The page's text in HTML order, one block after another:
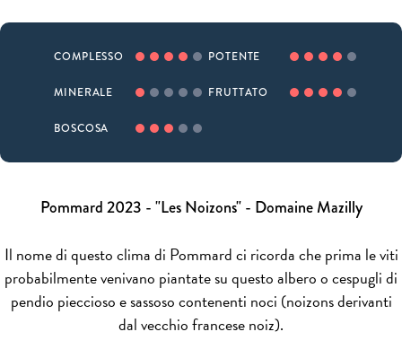
COMPLESSO POTENTE
MINERALE FRUTTATO
BOSCOSA
Pommard 2023 - "Les Noizons" - Domaine Mazilly
Il nome di questo clima di Pommard ci ricorda che prima le viti
probabilmente venivano piantate su questo albero o cespugli di
pendio pieccioso e sassoso contenenti noci (noizons derivanti
dal vecchio francese noiz).